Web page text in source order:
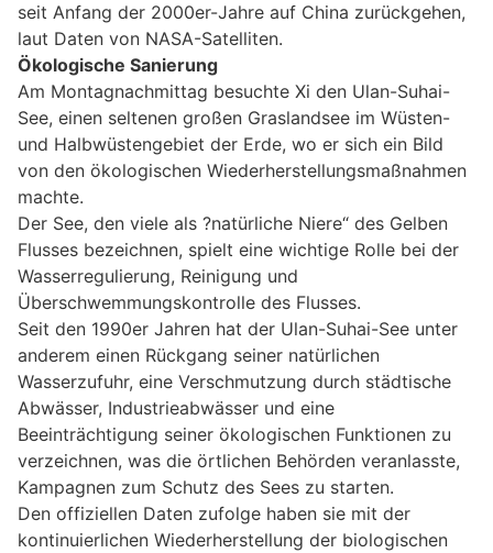
seit Anfang der 2000er-Jahre auf China zurückgehen,
laut Daten von NASA-Satelliten.
Ökologische Sanierung
Am Montagnachmittag besuchte Xi den Ulan-Suhai-
See, einen seltenen großen Graslandsee im Wüsten-
und Halbwüstengebiet der Erde, wo er sich ein Bild
von den ökologischen Wiederherstellungsmaßnahmen
machte.
Der See, den viele als ?natürliche Niere“ des Gelben
Flusses bezeichnen, spielt eine wichtige Rolle bei der
Wasserregulierung, Reinigung und
Überschwemmungskontrolle des Flusses.
Seit den 1990er Jahren hat der Ulan-Suhai-See unter
anderem einen Rückgang seiner natürlichen
Wasserzufuhr, eine Verschmutzung durch städtische
Abwässer, Industrieabwässer und eine
Beeinträchtigung seiner ökologischen Funktionen zu
verzeichnen, was die örtlichen Behörden veranlasste,
Kampagnen zum Schutz des Sees zu starten.
Den offiziellen Daten zufolge haben sie mit der
kontinuierlichen Wiederherstellung der biologischen